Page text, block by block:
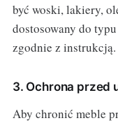
być woski, lakiery,
dostosowany do
zgodnie z instrukcją.
3. Ochrona przed
Aby chronić meble